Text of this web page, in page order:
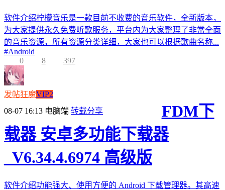
软件介绍柠檬音乐是一款目前不收费的音乐软件，全新版本，
为大家提供永久免费听歌服务，平台内为大家整理了非常全面
的音乐资源，所有资源分类详细，大家也可以根据歌曲名称...
#Android
0
8 397
发帖狂魔VIP2
08-07 16:13 电脑端 转载分享
FDM下
载器 安卓多功能下载器
_V6.34.4.6974 高级版
软件介绍功能强大、使用方便的 Android 下载管理器。其高速